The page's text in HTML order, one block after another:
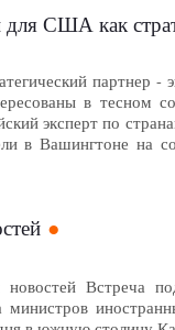
для США как
партнер -
в тесном
эксперт по
в Вашингтоне на
Встреча
министров